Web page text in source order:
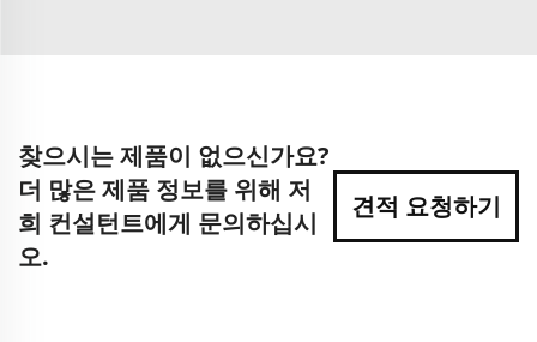
찾으시는 제품이 없으신가요?
더 많은 제품 정보를 위해 저
희 컨설턴트에게 문의하십시
오.
견적 요청하기